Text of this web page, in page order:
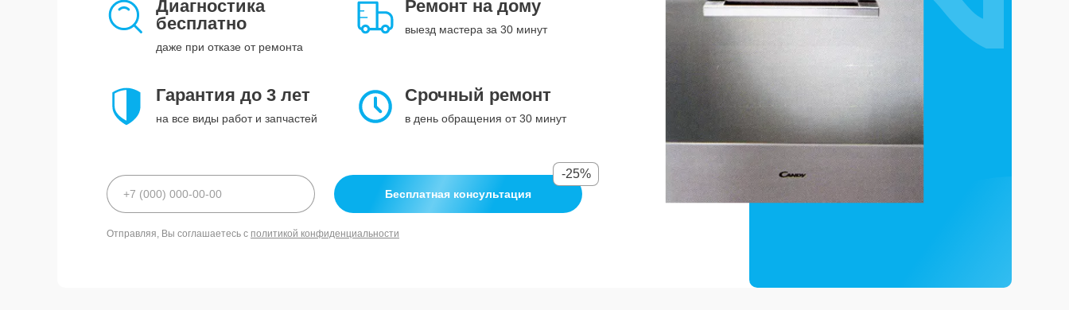
Диагностика
бесплатно
даже при отказе от ремонта
Ремонт на дому
выезд мастера за 30 минут
Гарантия до 3 лет
на все виды работ и запчастей
Срочный ремонт
в день обращения от 30 минут
Бесплатная консультация
-25%
Отправляя, Вы соглашаетесь с политикой конфиденциальности